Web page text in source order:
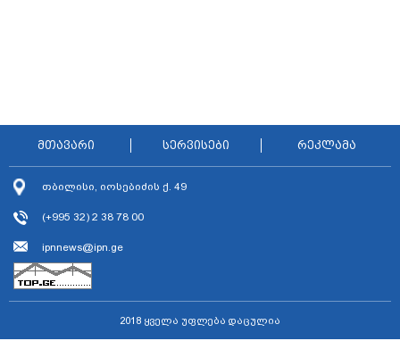
მთავარი სერვისები რეკლამა
თბილისი, იოსებიძის ქ. 49
(+995 32) 2 38 78 00
ipnnews@ipn.ge
2018 ყველა უფლება დაცულია